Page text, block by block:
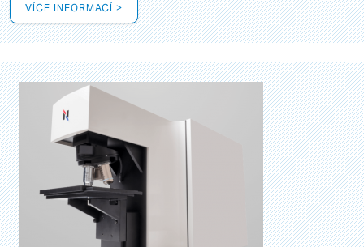
VÍCE INFORMACÍ >